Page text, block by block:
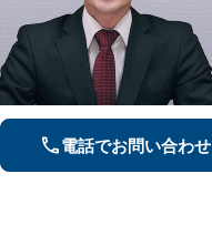
電話でお問い合わせ